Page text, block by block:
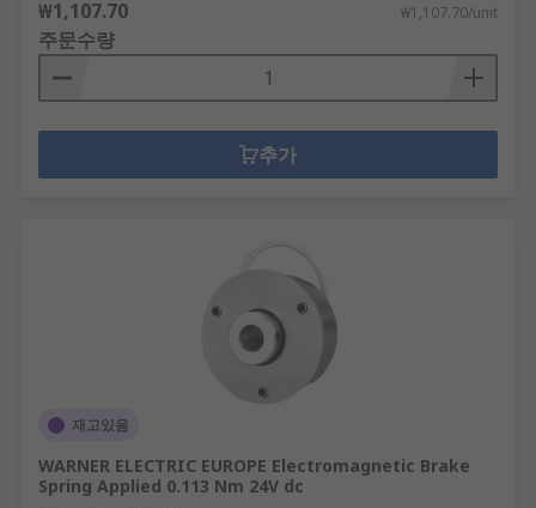
₩1,107.70 ₩1,107.70/unit
주문수량
추가
재고있음
WARNER ELECTRIC EUROPE Electromagnetic Brake
Spring Applied 0.113 Nm 24V dc